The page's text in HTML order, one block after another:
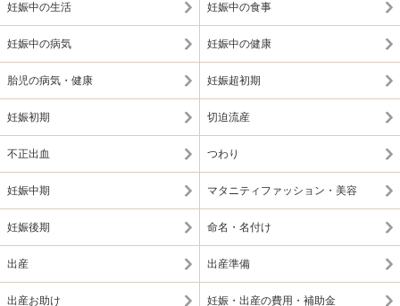
妊娠中の生活 妊娠中の食事
妊娠中の病気 妊娠中の健康
胎児の病気・健康 妊娠超初期
妊娠初期 切迫流産
不正出血 つわり
妊娠中期 マタニティファッション・美容
妊娠後期 命名・名付け
出産 出産準備
出産お助け 妊娠・出産の費用・補助金